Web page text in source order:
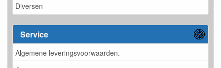
Diversen
Service
Algemene leveringsvoorwaarden.